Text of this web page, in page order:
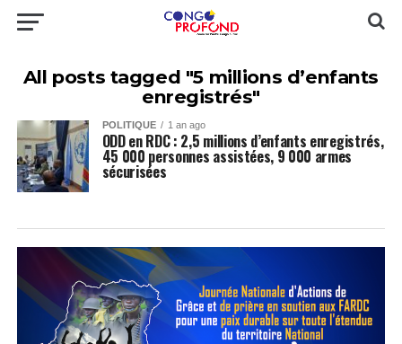
All posts tagged "5 millions d’enfants
enregistrés"
POLITIQUE 1 an ago
ODD en RDC : 2,5 millions d’enfants enregistrés,
45 000 personnes assistées, 9 000 armes
sécurisées